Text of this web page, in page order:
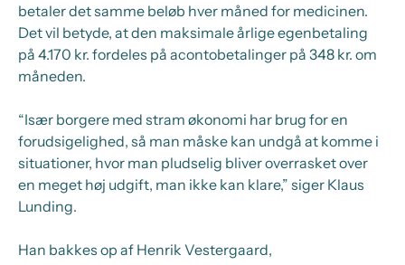
betaler det samme beløb hver måned for medicinen.
Det vil betyde, at den maksimale årlige egenbetaling
på 4.170 kr. fordeles på acontobetalinger på 348 kr. om
måneden.
“Især borgere med stram økonomi har brug for en
forudsigelighed, så man måske kan undgå at komme i
situationer, hvor man pludselig bliver overrasket over
en meget høj udgift, man ikke kan klare,” siger Klaus
Lunding.
Han bakkes op af Henrik Vestergaard,